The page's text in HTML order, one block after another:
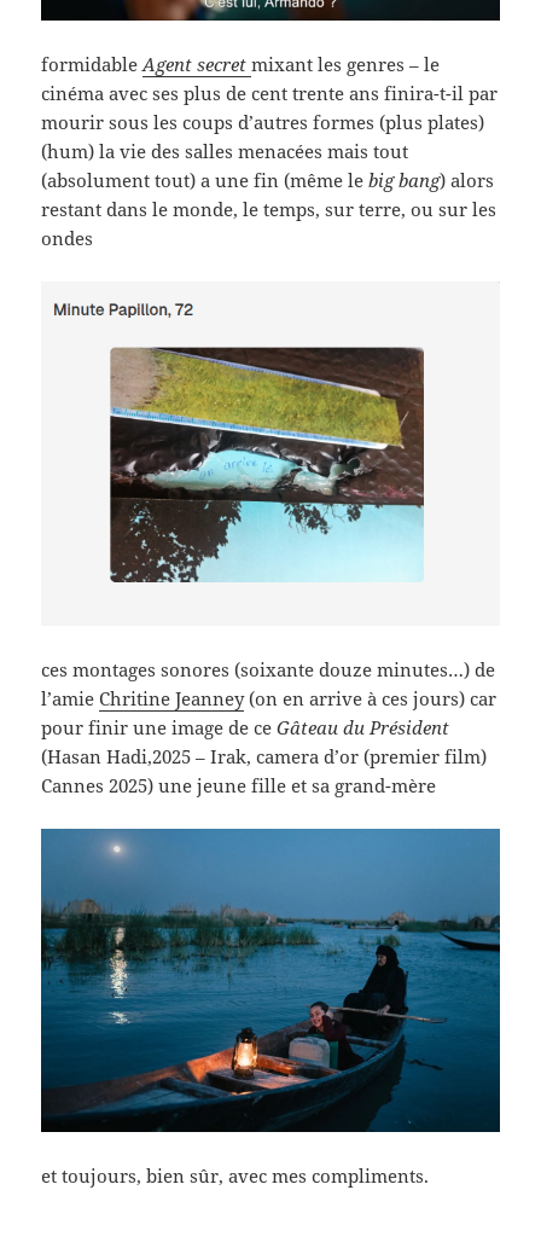
formidableAgent secretmixant les genres – le
cinéma avec ses plus de cent trente ans finira-t-il par
mourir sous les coups d’autres formes (plus plates)
(hum) la vie des salles menacées mais tout
(absolument tout) a une fin (même lebig bang) alors
restant dans le monde, le temps, sur terre, ou sur les
ondes
ces montages sonores (soixante douze minutes…) de
l’amieChritine Jeanney(on en arrive à ces jours) car
pour finir une image de ceGâteau du Président
(Hasan Hadi,2025 – Irak, camera d’or (premier film)
Cannes 2025) une jeune fille et sa grand-mère
et toujours, bien sûr, avec mes compliments.